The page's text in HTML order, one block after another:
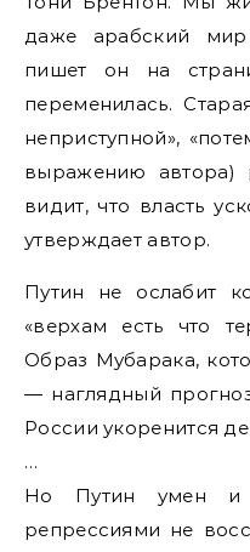
даже арабский
пишет он на
переменилась.
неприступной»,
выражению автора)
видит, что власть
утверждает автор.
Путин не ослабит
«верхам есть что
Образ Мубарака,
— наглядный
России укоренится
…
Но Путин умен и
репрессиями не